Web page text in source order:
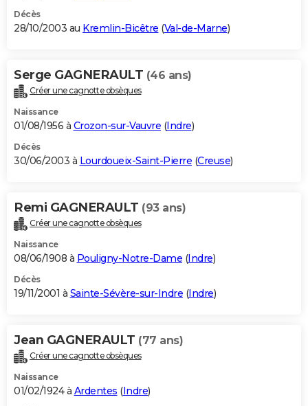
Décès
28/10/2003 au Kremlin-Bicêtre (Val-de-Marne)
Serge GAGNERAULT (46 ans)
Créer une cagnotte obsèques
Naissance
01/08/1956 à Crozon-sur-Vauvre (Indre)
Décès
30/06/2003 à Lourdoueix-Saint-Pierre (Creuse)
Remi GAGNERAULT (93 ans)
Créer une cagnotte obsèques
Naissance
08/06/1908 à Pouligny-Notre-Dame (Indre)
Décès
19/11/2001 à Sainte-Sévère-sur-Indre (Indre)
Jean GAGNERAULT (77 ans)
Créer une cagnotte obsèques
Naissance
01/02/1924 à Ardentes (Indre)